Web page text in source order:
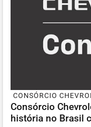
CONSÓRCIO
Consórcio
história no Brasil